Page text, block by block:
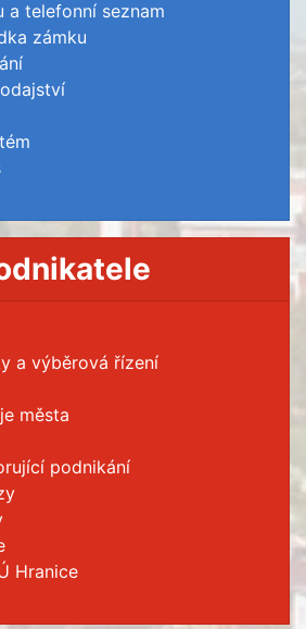
a telefonní seznam
zámku
a výběrová řízení
města
podnikání
Hranice